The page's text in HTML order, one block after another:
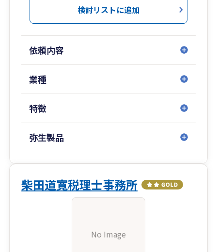
検討リストに追加
依頼内容
業種
特徴
弥生製品
柴田道寛税理士事務所
No Image